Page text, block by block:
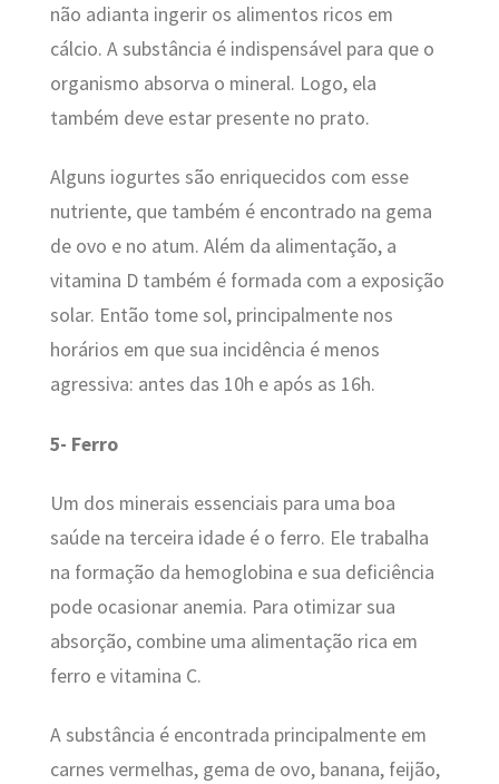
não adianta ingerir os alimentos ricos em
cálcio. A substância é indispensável para que o
organismo absorva o mineral. Logo, ela
também deve estar presente no prato.
Alguns iogurtes são enriquecidos com esse
nutriente, que também é encontrado na gema
de ovo e no atum. Além da alimentação, a
vitamina D também é formada com a exposição
solar. Então tome sol, principalmente nos
horários em que sua incidência é menos
agressiva: antes das 10h e após as 16h.
5- Ferro
Um dos minerais essenciais para uma boa
saúde na terceira idade é o ferro. Ele trabalha
na formação da hemoglobina e sua deficiência
pode ocasionar anemia. Para otimizar sua
absorção, combine uma alimentação rica em
ferro e vitamina C.
A substância é encontrada principalmente em
carnes vermelhas, gema de ovo, banana, feijão,